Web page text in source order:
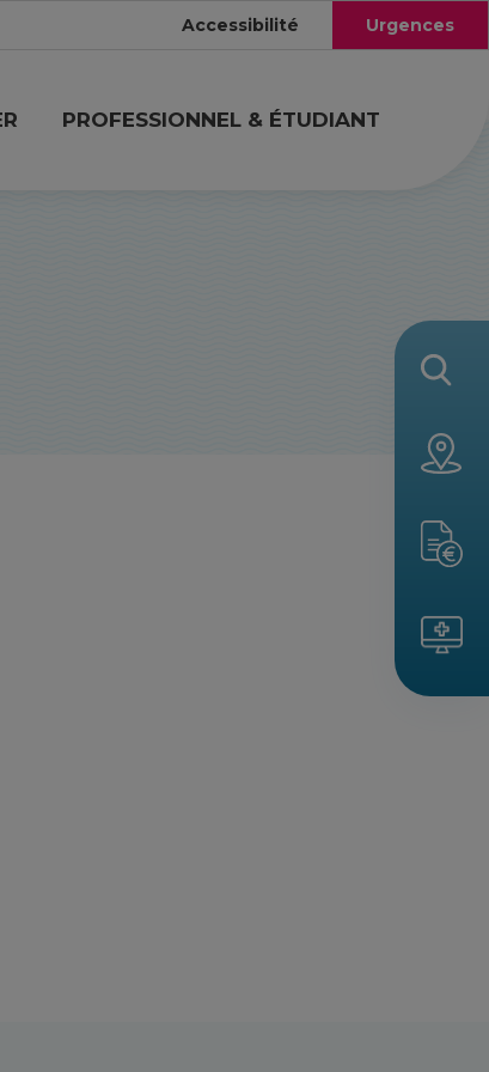
Accessibilité Urgences
PROFESSIONNEL & ÉTUDIANT